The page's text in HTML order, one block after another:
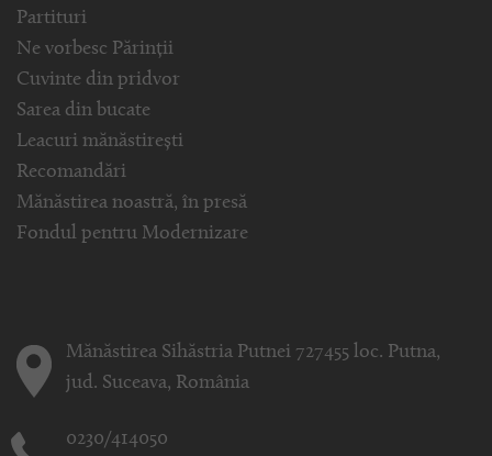
Partituri
Ne vorbesc Părinții
Cuvinte din pridvor
Sarea din bucate
Leacuri mănăstirești
Recomandări
Mănăstirea noastră, în presă
Fondul pentru Modernizare
Mănăstirea Sihăstria Putnei 727455 loc. Putna,
jud. Suceava, România
0230/414050